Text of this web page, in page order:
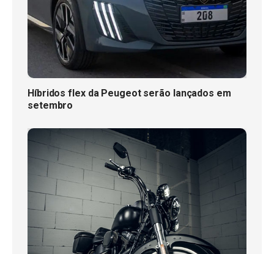
Híbridos flex da Peugeot serão lançados em
setembro